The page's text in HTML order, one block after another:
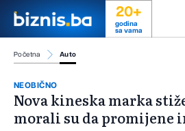
20+
godina
sa vama
Početna Auto
NEOBIČNO
Nova kineska marka
morali su da promijene